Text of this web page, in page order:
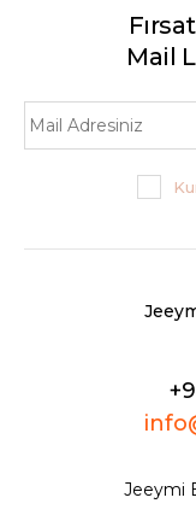
Mail
Jeeymi